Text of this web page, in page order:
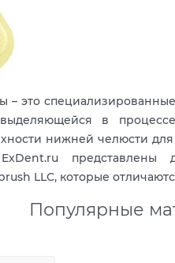
это
в
нижней челюсти
LLC, которые
Популярные